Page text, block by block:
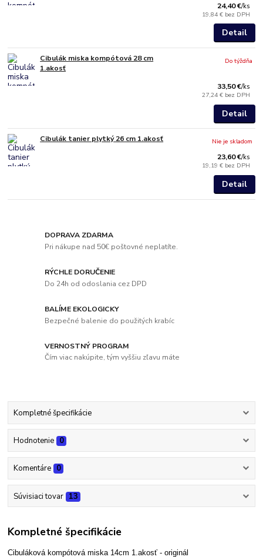
24,40 €/ks
19,84 € bez DPH
Detail
Cibulák miska kompótová 28 cm
1.akosť
33,50 €/ks
27,24 € bez DPH
Do týždňa
Detail
Cibulák tanier plytký 26 cm 1.akosť
23,60 €/ks
19,19 € bez DPH
Nie je skladom
Detail
DOPRAVA ZDARMA
Pri nákupe nad 50€ poštovné neplatíte.
RÝCHLE DORUČENIE
Do 24h od odoslania cez DPD
BALÍME EKOLOGICKY
Bezpečné balenie do použitých krabíc
VERNOSTNÝ PROGRAM
Čím viac nakúpite, tým vyššiu zľavu máte
Kompletné špecifikácie
Hodnotenie 0
Komentáre 0
Súvisiaci tovar 13
Kompletné špecifikácie
Cibuláková kompótová miska 14cm 1.akosť - originál